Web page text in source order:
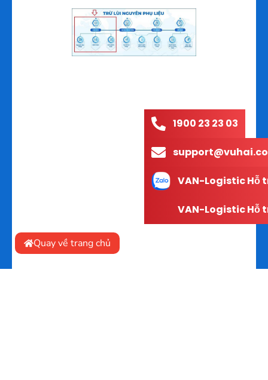
Quay về trang chủ
1900 23 23 03
support@vuhai.co
VAN-Logistic Hỗ
VAN-Logistic Hỗ